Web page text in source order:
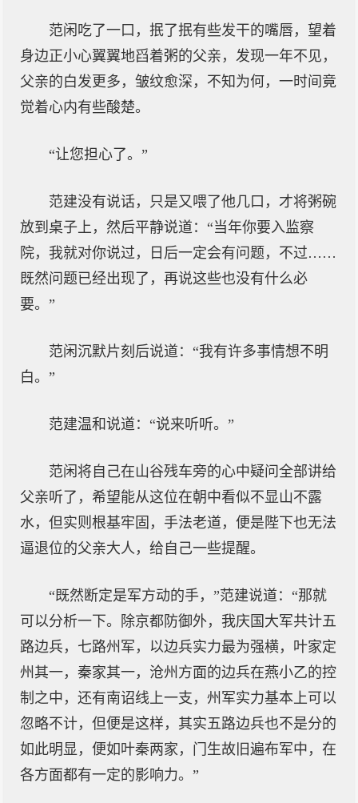
范闲吃了一口，抿了抿有些发干的嘴唇，望着
身边正小心翼翼地舀着粥的父亲，发现一年不见，
父亲的白发更多，皱纹愈深，不知为何，一时间竟
觉着心内有些酸楚。
“让您担心了。”
范建没有说话，只是又喂了他几口，才将粥碗
放到桌子上，然后平静说道：“当年你要入监察
院，我就对你说过，日后一定会有问题，不过……
既然问题已经出现了，再说这些也没有什么必
要。”
范闲沉默片刻后说道：“我有许多事情想不明
白。”
范建温和说道：“说来听听。”
范闲将自己在山谷残车旁的心中疑问全部讲给
父亲听了，希望能从这位在朝中看似不显山不露
水，但实则根基牢固，手法老道，便是陛下也无法
逼退位的父亲大人，给自己一些提醒。
“既然断定是军方动的手，”范建说道：“那就
可以分析一下。除京都防御外，我庆国大军共计五
路边兵，七路州军，以边兵实力最为强横，叶家定
州其一，秦家其一，沧州方面的边兵在燕小乙的控
制之中，还有南诏线上一支，州军实力基本上可以
忽略不计，但便是这样，其实五路边兵也不是分的
如此明显，便如叶秦两家，门生故旧遍布军中，在
各方面都有一定的影响力。”